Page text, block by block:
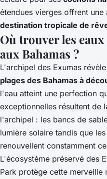
étendues vierges offrent
destination tropicale de
Où trouver les
aux Bahamas ?
L'archipel des Exumas
plages des Bahamas à
l'eau atteint une perfection
exceptionnelles résultent de
l'archipel : les bancs de
lumière solaire tandis que
renouvellent constamment
L'écosystème préservé des
Park protège cette merveille